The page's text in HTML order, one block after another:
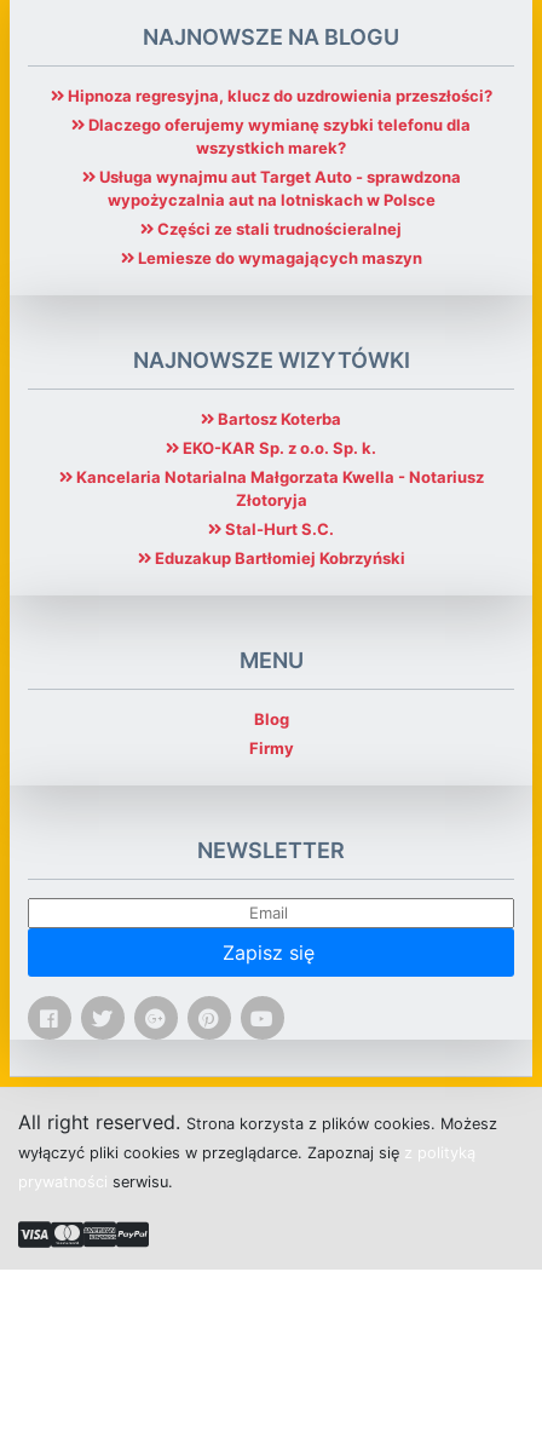
NAJNOWSZE NA BLOGU
Hipnoza regresyjna, klucz do uzdrowienia przeszłości?
Dlaczego oferujemy wymianę szybki telefonu dla
wszystkich marek?
Usługa wynajmu aut Target Auto - sprawdzona
wypożyczalnia aut na lotniskach w Polsce
Części ze stali trudnościeralnej
Lemiesze do wymagających maszyn
NAJNOWSZE WIZYTÓWKI
Bartosz Koterba
EKO-KAR Sp. z o.o. Sp. k.
Kancelaria Notarialna Małgorzata Kwella - Notariusz
Złotoryja
Stal-Hurt S.C.
Eduzakup Bartłomiej Kobrzyński
MENU
Blog
Firmy
NEWSLETTER
Zapisz się
All right reserved. Strona korzysta z plików cookies. Możesz
wyłączyć pliki cookies w przeglądarce. Zapoznaj się z polityką
prywatności serwisu.